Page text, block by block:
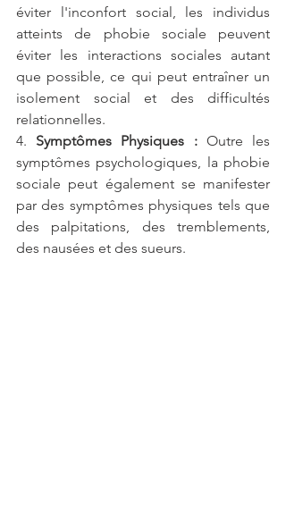
éviter l'inconfort social, les individus
atteints de phobie sociale peuvent
éviter les interactions sociales autant
que possible, ce qui peut entraîner un
isolement social et des difficultés
relationnelles.
4. Symptômes Physiques : Outre les
symptômes psychologiques, la phobie
sociale peut également se manifester
par des symptômes physiques tels que
des palpitations, des tremblements,
des nausées et des sueurs.